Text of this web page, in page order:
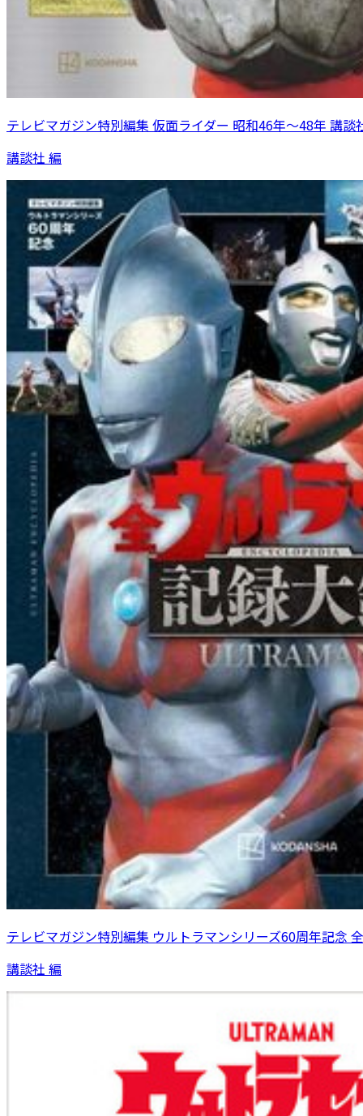
テレビマガジン特別編集 仮面ライダー 昭和46年～48年 講談
講談社 編
テレビマガジン特別編集 ウルトラマンシリーズ60周年記念
講談社 編